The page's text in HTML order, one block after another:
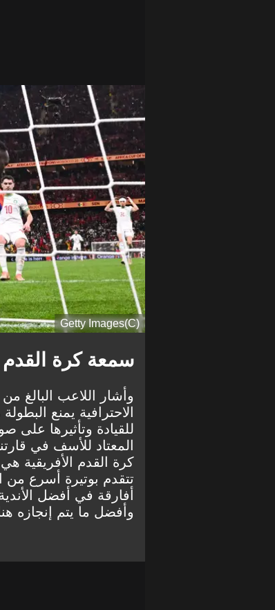
(C)Getty Images
سمعة كرة القدم
الاحترافية يمنع
للقيادة وتأثيرها على
كرة القدم الأفريقية
تتقدم بوتيرة أسرع من
أفارقة في أفضل
وأفضل ما يتم إنجازه